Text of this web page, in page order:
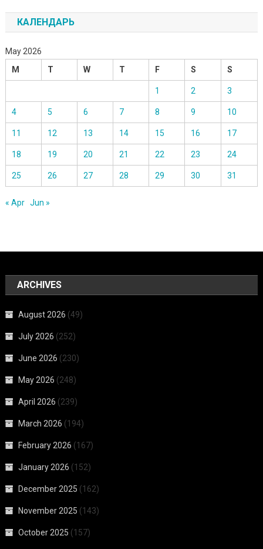
КАЛЕНДАРЬ
May 2026
M
T W T F S S
1 2 3
4 5 6 7 8 9 10
11 12 13 14 15 16 17
18 19 20 21 22 23 24
25 26 27 28 29 30 31
« Apr Jun »
ARCHIVES
August 2026 (49)
July 2026 (252)
June 2026 (230)
May 2026 (248)
April 2026 (239)
March 2026 (194)
February 2026 (167)
January 2026 (152)
December 2025 (162)
November 2025 (143)
October 2025 (157)